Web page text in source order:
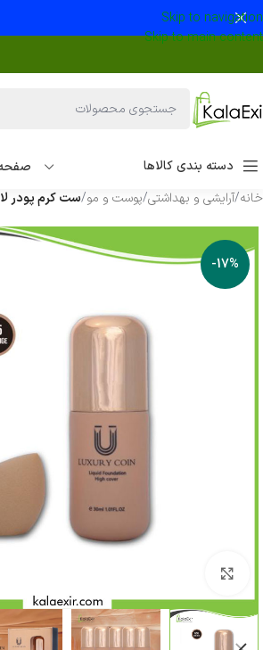
Skip to navigation
Skip to main content
دسته بندی کالاها
خانه/آرایشی و بهداشتی/پوست و مو/ست کرم پودر
-17%